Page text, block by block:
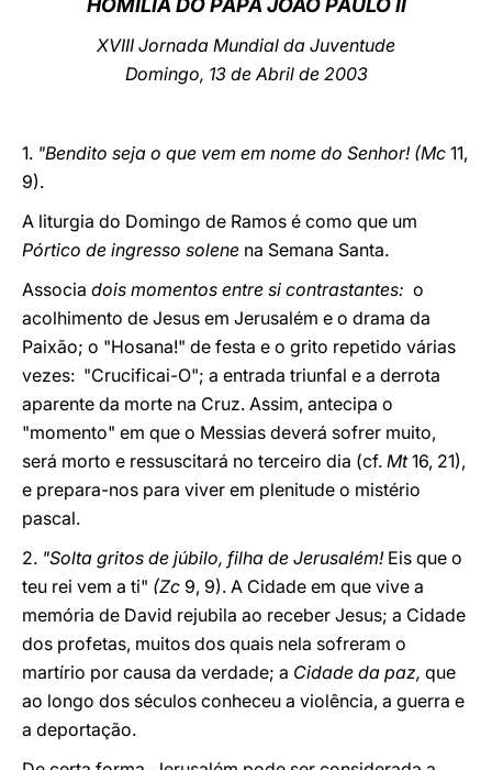
LATINE
HOMILIA DO PAPA JOÃO PAULO II
XVIII Jornada Mundial da Juventude
Domingo, 13 de Abril de 2003
1. "Bendito seja o que vem em nome do Senhor! (Mc 11,
9).
A liturgia do Domingo de Ramos é como que um
Pórtico de ingresso solene na Semana Santa.
Associa dois momentos entre si contrastantes: o
acolhimento de Jesus em Jerusalém e o drama da
Paixão; o "Hosana!" de festa e o grito repetido várias
vezes: "Crucificai-O"; a entrada triunfal e a derrota
aparente da morte na Cruz. Assim, antecipa o
"momento" em que o Messias deverá sofrer muito,
será morto e ressuscitará no terceiro dia (cf. Mt16, 21),
e prepara-nos para viver em plenitude o mistério
pascal.
2. "Solta gritos de júbilo, filha de Jerusalém! Eis que o
teu rei vem a ti" (Zc 9, 9). A Cidade em que vive a
memória de David rejubila ao receber Jesus; a Cidade
dos profetas, muitos dos quais nela sofreram o
martírio por causa da verdade; a Cidade da paz, que
ao longo dos séculos conheceu a violência, a guerra e
a deportação.